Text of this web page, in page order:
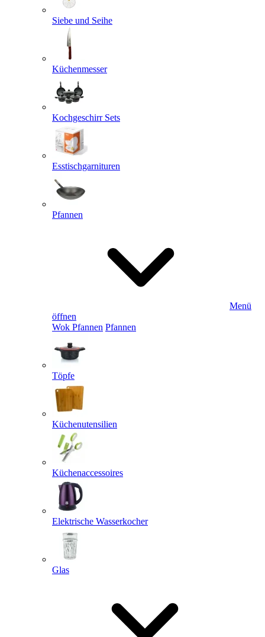
Siebe und Seihe
Küchenmesser
Kochgeschirr Sets
Esstischgarnituren
Pfannen
Menü
öffnen
Wok Pfannen Pfannen
Töpfe
Küchenutensilien
Küchenaccessoires
Elektrische Wasserkocher
Glas